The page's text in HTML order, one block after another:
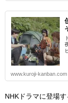
www.kuroji-kanban.com
NHKドラマに登場